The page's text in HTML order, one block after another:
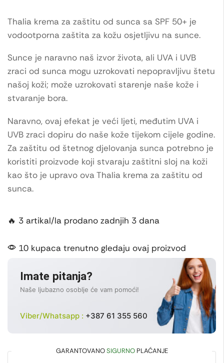
Thalia krema za zaštitu od sunca sa SPF 50+ je
vodootporna zaštita za kožu osjetljivu na sunce.
Sunce je naravno naš izvor života, ali UVA i UVB
zraci od sunca mogu uzrokovati nepopravljivu štetu
našoj koži; može uzrokovati starenje naše kože i
stvaranje bora.
Naravno, ovaj efekat je veći ljeti, međutim UVA i
UVB zraci dopiru do naše kože tijekom cijele godine.
Za zaštitu od štetnog djelovanja sunca potrebno je
koristiti proizvode koji stvaraju zaštitni sloj na koži
kao što je upravo ova Thalia krema za zaštitu od
sunca.
🔥 3 artikal/la prodano zadnjih 3 dana
10 kupaca trenutno gledaju ovaj proizvod
Imate pitanja?
Naše ljubazno osoblje će vam pomoći!
Viber/Whatsapp : +387 61 355 560
GARANTOVANOSIGURNOPLAĆANJE